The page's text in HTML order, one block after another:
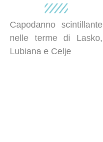
Capodanno scintillante
nelle terme di Lasko,
Lubiana e Celje